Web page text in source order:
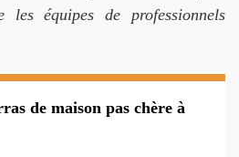
les équipes de professionnels
de maison pas chère à